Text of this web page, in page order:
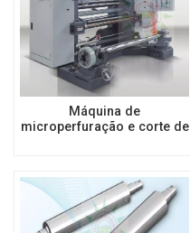
Máquina de
microperfuração e corte de